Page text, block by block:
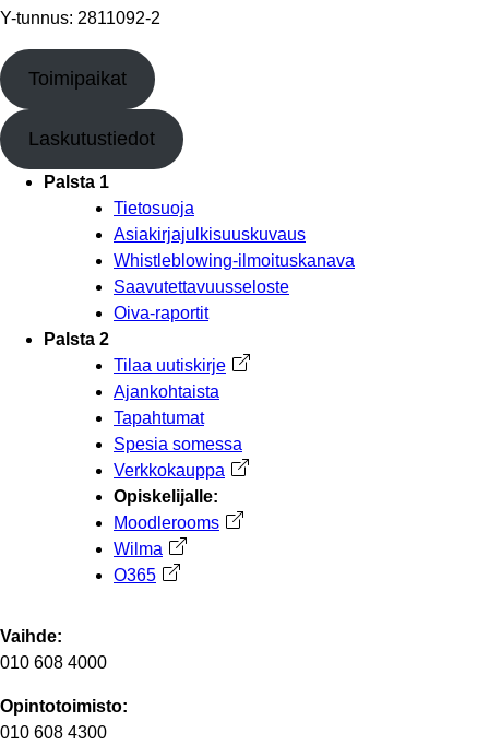
Y-tunnus: 2811092-2
Toimipaikat
Laskutustiedot
Palsta 1
Tietosuoja
Asiakirjajulkisuuskuvaus
Whistleblowing-ilmoituskanava
Saavutettavuusseloste
Oiva-raportit
Palsta 2
Tilaa uutiskirje Avautuu uuteen välilehteen
Ajankohtaista
Tapahtumat
Spesia somessa
Verkkokauppa Avautuu uuteen välilehteen
Opiskelijalle:
Moodlerooms Avautuu uuteen välilehteen
Wilma Avautuu uuteen välilehteen
O365 Avautuu uuteen välilehteen
Vaihde:
010 608 4000
Opintotoimisto:
010 608 4300